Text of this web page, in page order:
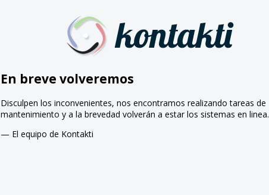
En breve volveremos
Disculpen los inconvenientes, nos encontramos realizando tareas de
mantenimiento y a la brevedad volverán a estar los sistemas en linea.
— El equipo de Kontakti